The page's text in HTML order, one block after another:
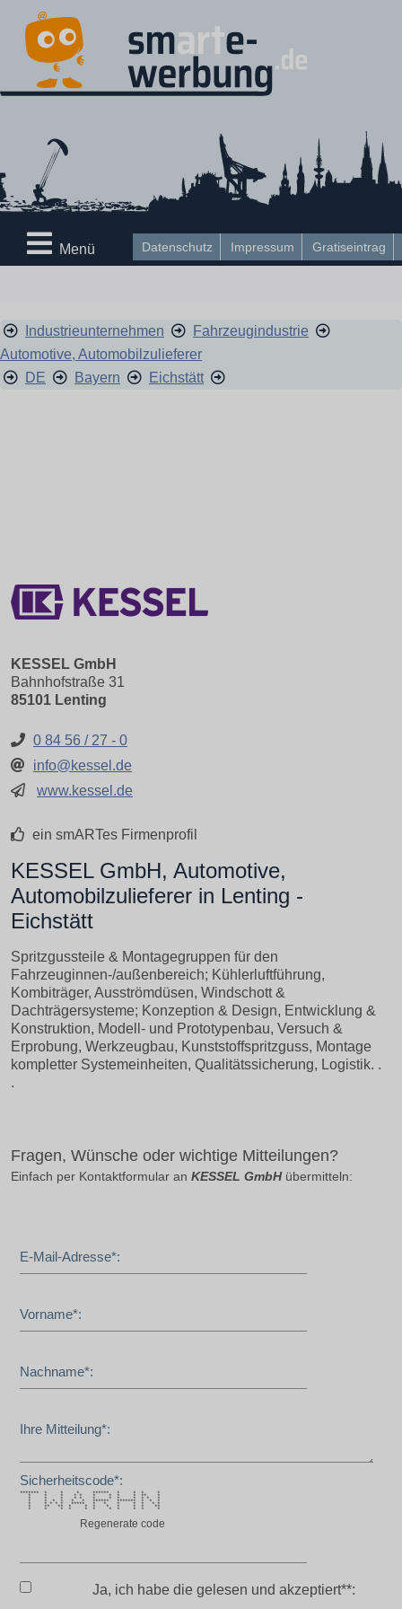
Datenschutz Impressum Gratiseintrag
Menü
Industrieunternehmen
Fahrzeugindustrie
Automotive, Automobilzulieferer
DE
Bayern Eichstätt
KESSEL GmbH
Bahnhofstraße 31
85101 Lenting
0 84 56 / 27 - 0
info@kessel.de
www.kessel.de
ein smARTes Firmenprofil
KESSEL GmbH, Automotive,
Automobilzulieferer in Lenting -
Eichstätt
Spritzgussteile & Montagegruppen für den
Fahrzeuginnen-/außenbereich; Kühlerluftführung,
Kombiträger, Ausströmdüsen, Windschott &
Dachträgersysteme; Konzeption & Design, Entwicklung &
Konstruktion, Modell- und Prototypenbau, Versuch &
Erprobung, Werkzeugbau, Kunststoffspritzguss, Montage
kompletter Systemeinheiten, Qualitätssicherung, Logistik. .
.
Fragen, Wünsche oder wichtige Mitteilungen?
Einfach per Kontaktformular an KESSEL GmbHübermitteln:
E-Mail-Adresse*:
Vorname*:
Nachname*:
Ihre Mitteilung*:
Sicherheitscode*:
******* * * * ****** * * * *
* * * * * * * * * ** *
* * * * * * * * * * * *
* * * * * * ****** ******* * * *
* * * * * ***** * * * * * * *
* ** ** * * * * * * * **
* * * * * * * * * * *
Regenerate code
Ja, ich habe die gelesen und akzeptiert**: